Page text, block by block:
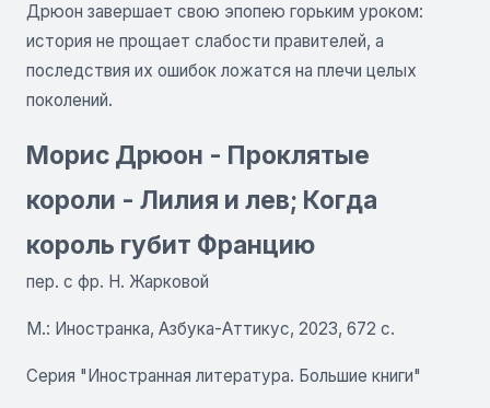
Дрюон завершает свою эпопею горьким уроком:
история не прощает слабости правителей, а
последствия их ошибок ложатся на плечи целых
поколений.
Морис Дрюон - Проклятые
короли - Лилия и лев; Когда
король губит Францию
пер. с фр. Н. Жарковой
М.: Иностранка, Азбука-Аттикус, 2023, 672 с.
Серия "Иностранная литература. Большие книги"